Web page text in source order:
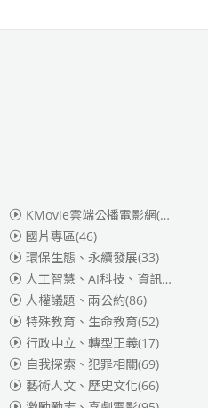
KMovie雲端公播電影網(迪士尼、福斯、索尼)
(186)
國片專區(46)
環保生態、永續發展(33)
人工智慧、AI科技、資訊安全
人權議題、兩公約(86)
特殊教育、生命教育(52)
行政中立、轉型正義(17)
自我探索、犯罪相關(69)
藝術人文、歷史文化(66)